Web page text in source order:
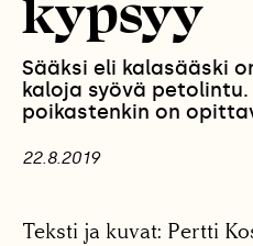
Sääksi eli kalasääski
kaloja syövä petolintu.
poikastenkin on
22.8.2019
Teksti ja kuvat: Pertti